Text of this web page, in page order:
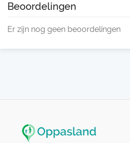
Beoordelingen
Er zijn nog geen beoordelingen